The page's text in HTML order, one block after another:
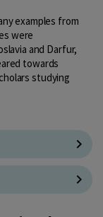
examples from
were
and Darfur,
towards
studying